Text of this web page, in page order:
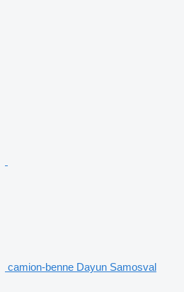
camion-benne Dayun Samosval